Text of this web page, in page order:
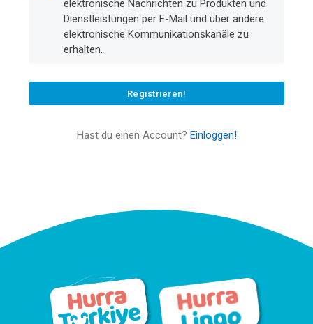
elektronische Nachrichten zu Produkten und
Dienstleistungen per E-Mail und über andere
elektronische Kommunikationskanäle zu
erhalten.
Registrieren!
Hast du einen Account? Einloggen!